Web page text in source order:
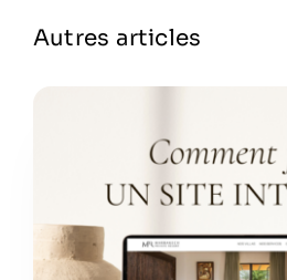
Autres articles